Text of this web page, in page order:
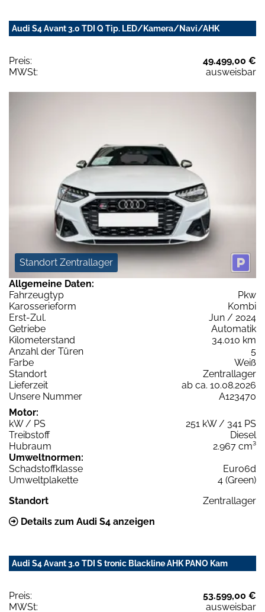
Audi S4 Avant 3.0 TDI Q Tip. LED/Kamera/Navi/AHK
Preis:
49.499,00 €
MWSt:
ausweisbar
Standort Zentrallager
Allgemeine Daten:
Fahrzeugtyp
Pkw
Karosserieform
Kombi
Erst-Zul.
Jun / 2024
Getriebe
Automatik
Kilometerstand
34.010 km
Anzahl der Türen
5
Farbe
Weiß
Standort
Zentrallager
Lieferzeit
ab ca. 10.08.2026
Unsere Nummer
A123470
Motor:
kW / PS
251 kW / 341 PS
Treibstoff
Diesel
Hubraum
2.967 cm³
Umweltnormen:
Schadstoffklasse
Euro6d
Umweltplakette
4 (Green)
Standort
Zentrallager
Details zum Audi S4 anzeigen
Audi S4 Avant 3.0 TDI S tronic Blackline AHK PANO Kam
Preis:
53.599,00 €
MWSt:
ausweisbar